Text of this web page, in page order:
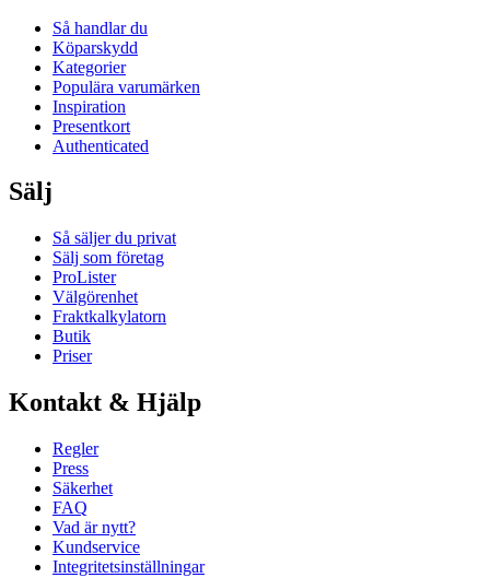
Så handlar du
Köparskydd
Kategorier
Populära varumärken
Inspiration
Presentkort
Authenticated
Sälj
Så säljer du privat
Sälj som företag
ProLister
Välgörenhet
Fraktkalkylatorn
Butik
Priser
Kontakt & Hjälp
Regler
Press
Säkerhet
FAQ
Vad är nytt?
Kundservice
Integritetsinställningar